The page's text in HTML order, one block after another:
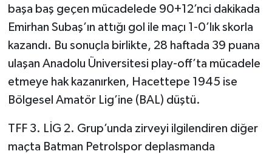
başa baş geçen mücadelede 90+12’nci dakikada
Emirhan Subaş’ın attığı gol ile maçı 1-0’lık skorla
kazandı. Bu sonuçla birlikte, 28 haftada 39 puana
ulaşan Anadolu Üniversitesi play-off’ta mücadele
etmeye hak kazanırken, Hacettepe 1945 ise
Bölgesel Amatör Lig’ine (BAL) düştü.
TFF 3. LİG 2. Grup’unda zirveyi ilgilendiren diğer
maçta Batman Petrolspor deplasmanda